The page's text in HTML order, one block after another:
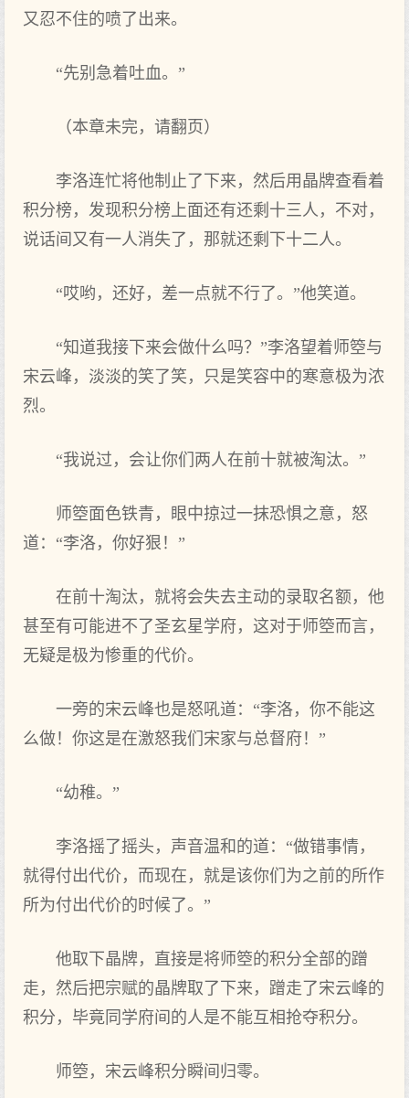
又忍不住的喷了出来。
“先别急着吐血。”
（本章未完，请翻页）
李洛连忙将他制止了下来，然后用晶牌查看着
积分榜，发现积分榜上面还有还剩十三人，不对，
说话间又有一人消失了，那就还剩下十二人。
“哎哟，还好，差一点就不行了。”他笑道。
“知道我接下来会做什么吗？”李洛望着师箜与
宋云峰，淡淡的笑了笑，只是笑容中的寒意极为浓
烈。
“我说过，会让你们两人在前十就被淘汰。”
师箜面色铁青，眼中掠过一抹恐惧之意，怒
道：“李洛，你好狠！”
在前十淘汰，就将会失去主动的录取名额，他
甚至有可能进不了圣玄星学府，这对于师箜而言，
无疑是极为惨重的代价。
一旁的宋云峰也是怒吼道：“李洛，你不能这
么做！你这是在激怒我们宋家与总督府！”
“幼稚。”
李洛摇了摇头，声音温和的道：“做错事情，
就得付出代价，而现在，就是该你们为之前的所作
所为付出代价的时候了。”
他取下晶牌，直接是将师箜的积分全部的蹭
走，然后把宗赋的晶牌取了下来，蹭走了宋云峰的
积分，毕竟同学府间的人是不能互相抢夺积分。
师箜，宋云峰积分瞬间归零。